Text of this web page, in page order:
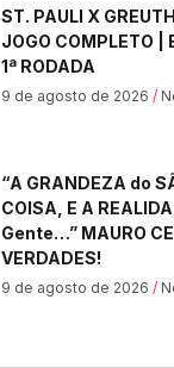
ST. PAULI X
JOGO COMPLETO |
1ª RODADA
9 de agosto de 2026
“A GRANDEZA do
COISA, E A
Gente…” MAURO
VERDADES!
9 de agosto de 2026